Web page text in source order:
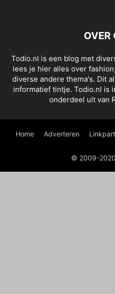
OVER
Todio.nl is een blog met
lees je hier alles over
diverse andere thema's. Dit
informatief tintje. Todio.nl is
onderdeel uit van
Home Adverteren
© 2009-